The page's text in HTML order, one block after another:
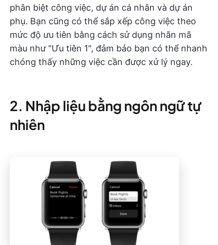
phân biệt công việc, dự án cá nhân và dự án
phụ. Bạn cũng có thể sắp xếp công việc theo
mức độ ưu tiên bằng cách sử dụng nhãn mã
màu như "Ưu tiên 1", đảm bảo bạn có thể nhanh
chóng thấy những việc cần được xử lý ngay.
2. Nhập liệu bằng ngôn ngữ tự
nhiên